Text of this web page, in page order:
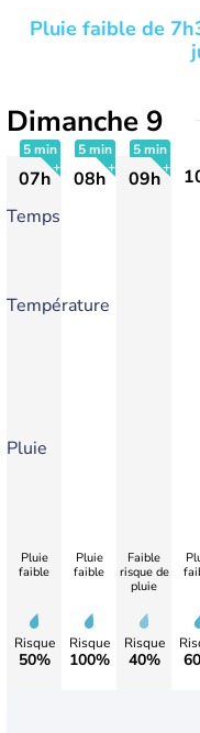
Pluie faible de
Dimanche 9
5 min
07h
5 min
08h
5 min
09h
Temps
Température
Pluie
Pluie
faible
Risque
50%
Pluie
faible
Risque
100%
Faible
risque de
pluie
Risque
40%